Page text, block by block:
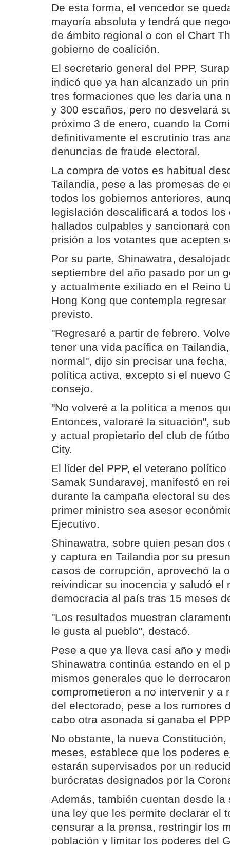
De esta forma, el vencedor se
mayoría absoluta y tendrá que
de ámbito regional o con el Chart
gobierno de coalición.
El secretario general del PPP,
indicó que ya han alcanzado un
tres formaciones que les daría una
y 300 escaños, pero no desvelará
próximo 3 de enero, cuando la
definitivamente el escrutinio tras
denuncias de fraude electoral.
La compra de votos es habitual
Tailandia, pese a las promesas de
todos los gobiernos anteriores,
legislación descalificará a todos
hallados culpables y sancionará
prisión a los votantes que acepten
Por su parte, Shinawatra,
septiembre del año pasado por un
y actualmente exiliado en el Reino
Hong Kong que contempla
previsto.
"Regresaré a partir de febrero.
tener una vida pacífica en
normal", dijo sin precisar una
política activa, excepto si el nuevo
consejo.
"No volveré a la política a menos
Entonces, valoraré la situación",
y actual propietario del club de
City.
El líder del PPP, el veterano
Samak Sundaravej, manifestó en
durante la campaña electoral su
primer ministro sea asesor
Ejecutivo.
Shinawatra, sobre quien pesan dos
y captura en Tailandia por su
casos de corrupción, aprovechó la
reivindicar su inocencia y saludó el
democracia al país tras 15 meses
"Los resultados muestran
le gusta al pueblo", destacó.
Pese a que ya lleva casi año y
Shinawatra continúa estando en el
mismos generales que le
comprometieron a no intervenir y a
del electorado, pese a los rumores
cabo otra asonada si ganaba el
No obstante, la nueva
meses, establece que los poderes
estarán supervisados por un
burócratas designados por la
Además, también cuentan desde la
una ley que les permite declarar el
censurar a la prensa, restringir los
población y limitar los poderes del